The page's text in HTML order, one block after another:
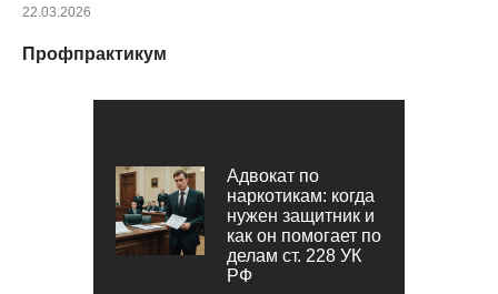
22.03.2026
Профпрактикум
Адвокат по
наркотикам: когда
нужен защитник и
как он помогает по
делам ст. 228 УК
РФ